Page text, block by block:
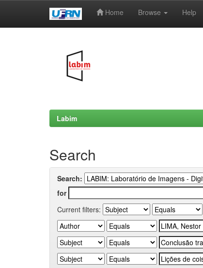
Home Browse Help
Labim
Search
Search:
for
Current filters: